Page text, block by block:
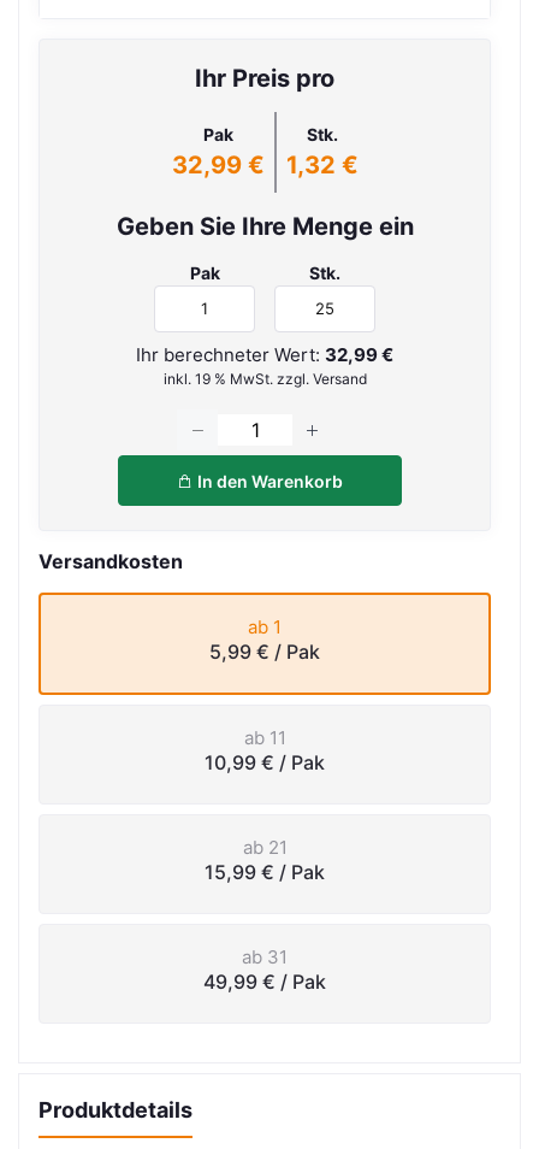
Ihr Preis pro
Pak
32,99 €
Stk.
1,32 €
Geben Sie Ihre Menge ein
Pak Stk.
Ihr berechneter Wert: 32,99 €
inkl. 19 % MwSt. zzgl. Versand
In den Warenkorb
Versandkosten
ab 1
5,99 € / Pak
ab 11
10,99 € / Pak
ab 21
15,99 € / Pak
ab 31
49,99 € / Pak
Produktdetails